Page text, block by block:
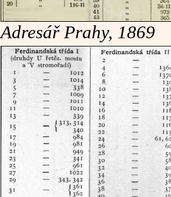
Adresář Prahy, 1869